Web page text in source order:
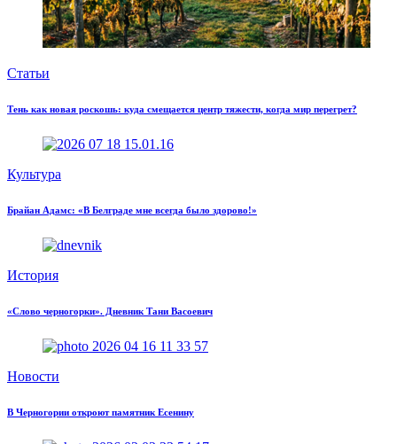
Статьи
Тень как новая роскошь: куда смещается центр тяжести, когда мир перегрет?
Культура
Брайан Адамс: «В Белграде мне всегда было здорово!»
История
«Слово черногорки». Дневник Тани Васоевич
Новости
В Черногории откроют памятник Есенину